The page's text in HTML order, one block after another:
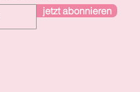
jetzt abonnieren